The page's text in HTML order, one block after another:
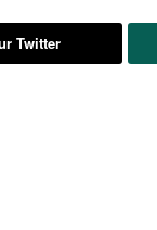
Twitter